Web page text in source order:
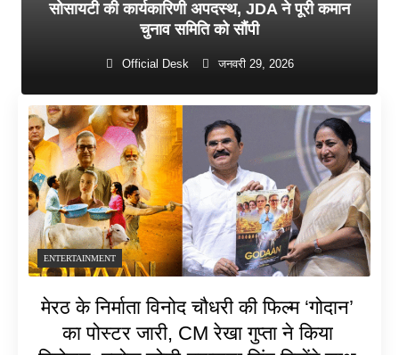
सोसायटी की कार्यकारिणी अपदस्थ, JDA ने पूरी कमान
चुनाव समिति को सौंपी
Official Desk जनवरी 29, 2026
ENTERTAINMENT
मेरठ के निर्माता विनोद चौधरी की फिल्म ‘गोदान’
का पोस्टर जारी, CM रेखा गुप्ता ने किया